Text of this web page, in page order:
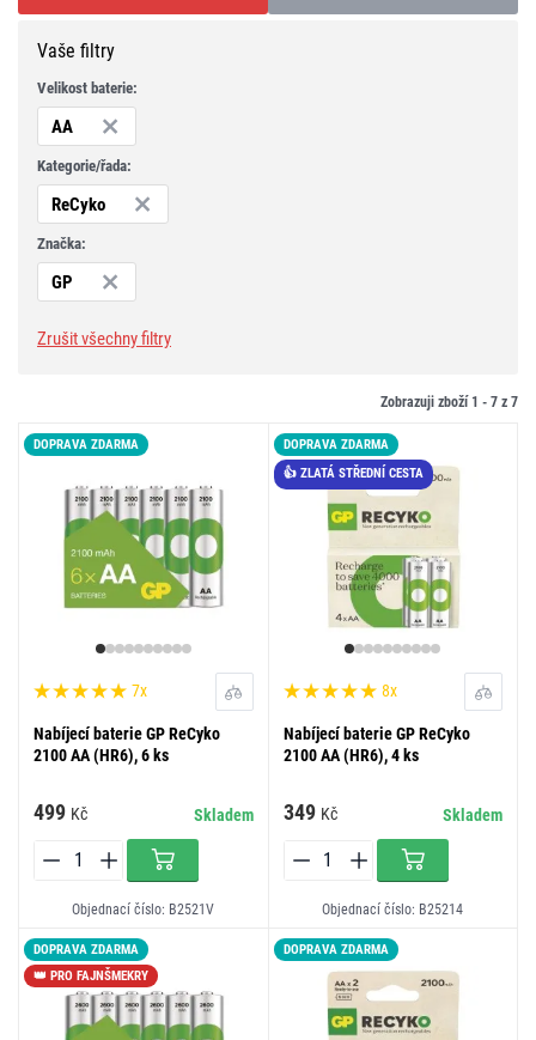
Vaše filtry
Velikost baterie:
AA
Kategorie/řada:
ReCyko
Značka:
GP
Zrušit všechny filtry
Zobrazuji zboží 1 - 7 z 7
DOPRAVA ZDARMA
7x
Nabíjecí baterie GP ReCyko
2100 AA (HR6), 6 ks
499 Kč Skladem
Objednací číslo: B2521V
DOPRAVA ZDARMA
👍 ZLATÁ STŘEDNÍ CESTA
8x
Nabíjecí baterie GP ReCyko
2100 AA (HR6), 4 ks
349 Kč Skladem
Objednací číslo: B25214
DOPRAVA ZDARMA
👑 PRO FAJNŠMEKRY
DOPRAVA ZDARMA